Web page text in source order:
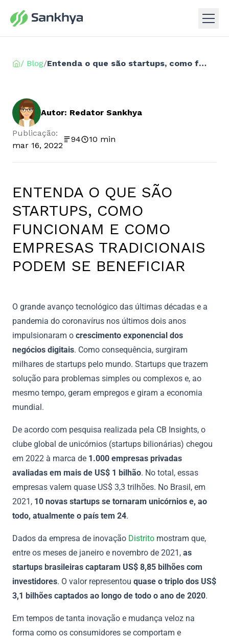
/ Blog/ Entenda o que são startups, como funcionam e como empresas tradicionais podem se beneficiar
Autor: Redator Sankhya
Publicação:
mar 16, 2022
94 10 min
ENTENDA O QUE SÃO
STARTUPS, COMO
FUNCIONAM E COMO
EMPRESAS TRADICIONAIS
PODEM SE BENEFICIAR
O grande avanço tecnológico das últimas décadas e a
pandemia do coronavírus nos últimos dois anos
impulsionaram o crescimento exponencial dos
negócios digitais. Como consequência, surgiram
milhares de startups pelo mundo. Startups que trazem
solução para problemas simples ou complexos e, ao
mesmo tempo, geram empregos e giram a economia
mundial.
De acordo com pesquisa realizada pela CB Insights, o
clube global de unicórnios (startups bilionárias) chegou
em 2022 à marca de 1.000 empresas privadas
avaliadas em mais de US$ 1 bilhão. No total, essas
empresas valem quase US$ 3,3 trilhões. No Brasil, em
2021, 10 novas startups se tornaram unicórnios e, ao
todo, atualmente o país tem 24.
Dados da empresa de inovação Distrito mostram que,
entre os meses de janeiro e novembro de 2021, as
startups brasileiras captaram US$ 8,85 bilhões com
investidores. O valor representou quase o triplo dos US$
3,1 bilhões captados ao longo de todo o ano de 2020.
Em tempos de tanta inovação e mudança veloz na
forma como os consumidores se comportam e